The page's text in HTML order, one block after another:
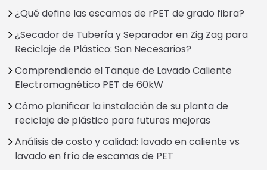
¿Qué define las escamas de rPET de grado fibra?
¿Secador de Tubería y Separador en Zig Zag para
Reciclaje de Plástico: Son Necesarios?
Comprendiendo el Tanque de Lavado Caliente
Electromagnético PET de 60kW
Cómo planificar la instalación de su planta de
reciclaje de plástico para futuras mejoras
Análisis de costo y calidad: lavado en caliente vs
lavado en frío de escamas de PET